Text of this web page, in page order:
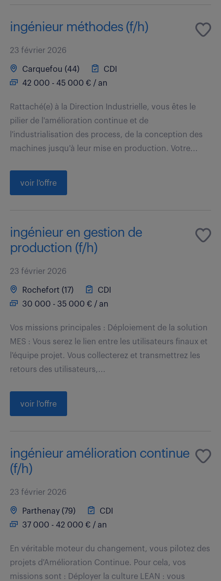
ingénieur méthodes (f/h)
23 février 2026
Carquefou (44)
CDI
42 000 - 45 000 € / an
Rattaché(e) à la Direction Industrielle, vous êtes le
pilier de l'amélioration continue et de
l'industrialisation des process, de la conception des
machines jusqu'à leur mise en production. Votre...
voir l'offre
ingénieur en gestion de
production (f/h)
23 février 2026
Rochefort (17)
CDI
30 000 - 35 000 € / an
Vos missions principales : Déploiement de la solution
MES : Vous serez le lien entre les utilisateurs finaux et
l'équipe projet. Vous collecterez et transmettrez les
retours des utilisateurs,...
voir l'offre
ingénieur amélioration continue
(f/h)
23 février 2026
Parthenay (79)
CDI
37 000 - 42 000 € / an
En véritable moteur du changement, vous pilotez des
projets d'Amélioration Continue. Pour cela, vos
missions sont : Déployer la culture LEAN : vous